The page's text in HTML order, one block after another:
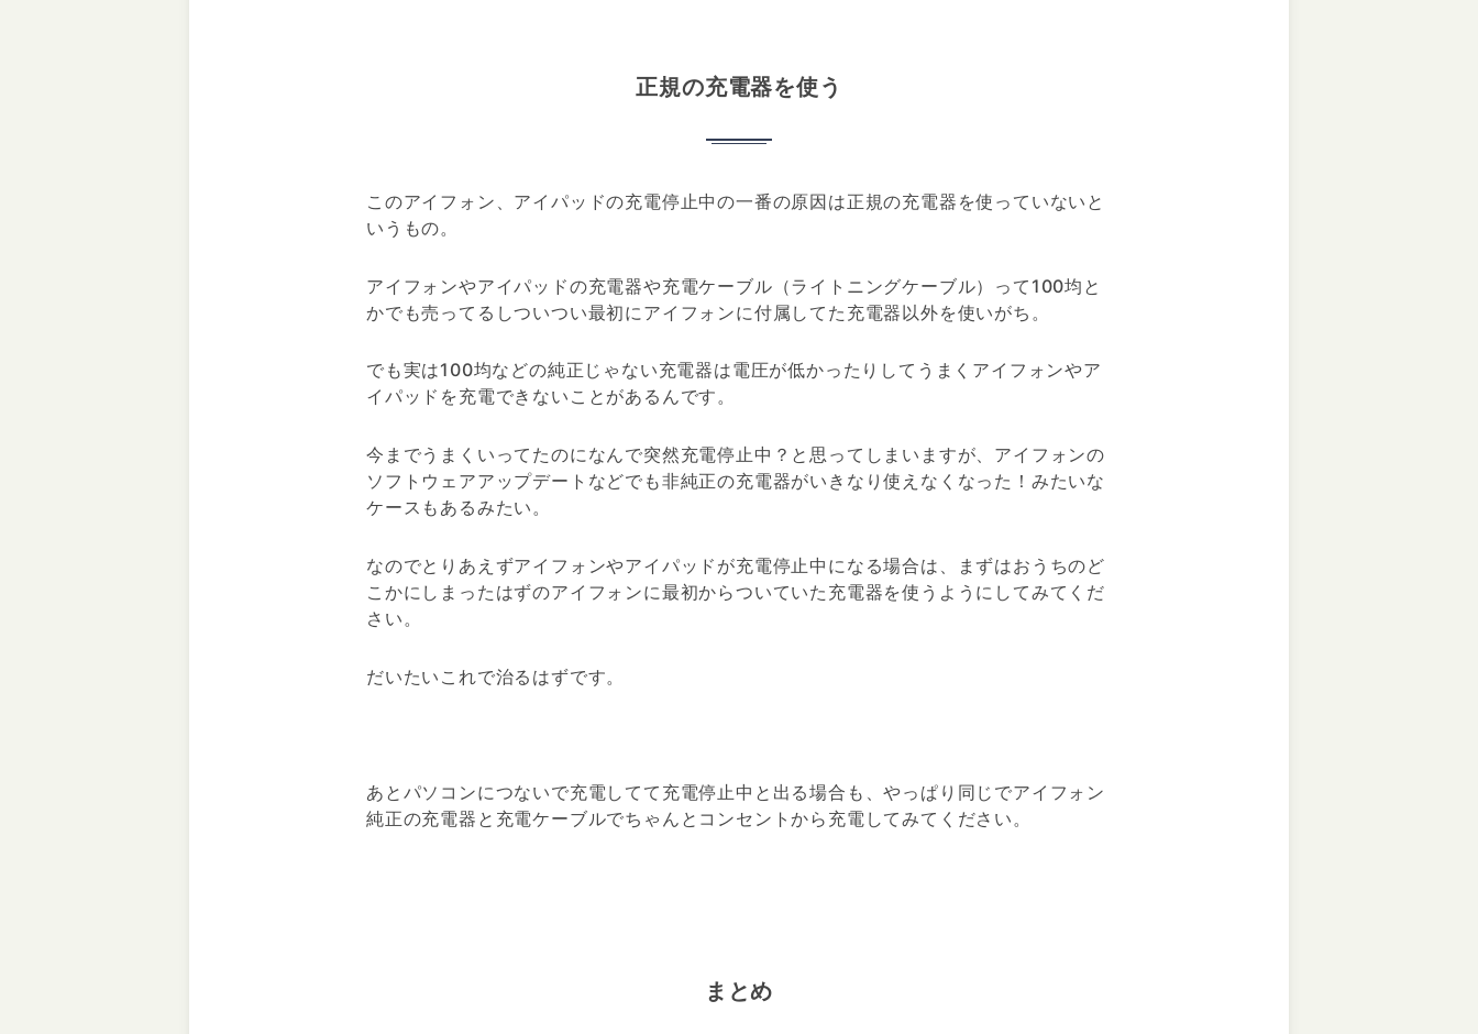
正規の充電器を使う
このアイフォン、アイパッドの充電停止中の一番の原因は正規の充電器を使っていないと
いうもの。
アイフォンやアイパッドの充電器や充電ケーブル（ライトニングケーブル）って100均と
かでも売ってるしついつい最初にアイフォンに付属してた充電器以外を使いがち。
でも実は100均などの純正じゃない充電器は電圧が低かったりしてうまくアイフォンやア
イパッドを充電できないことがあるんです。
今までうまくいってたのになんで突然充電停止中？と思ってしまいますが、アイフォンの
ソフトウェアアップデートなどでも非純正の充電器がいきなり使えなくなった！みたいな
ケースもあるみたい。
なのでとりあえずアイフォンやアイパッドが充電停止中になる場合は、まずはおうちのど
こかにしまったはずのアイフォンに最初からついていた充電器を使うようにしてみてくだ
さい。
だいたいこれで治るはずです。
あとパソコンにつないで充電してて充電停止中と出る場合も、やっぱり同じでアイフォン
純正の充電器と充電ケーブルでちゃんとコンセントから充電してみてください。
まとめ